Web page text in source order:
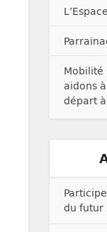
Mobilité
aidons
départ
du futur